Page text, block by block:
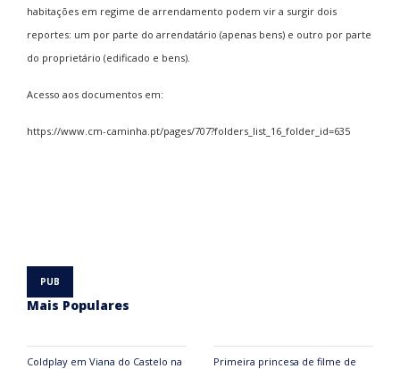
habitações em regime de arrendamento podem vir a surgir dois
reportes: um por parte do arrendatário (apenas bens) e outro por parte
do proprietário (edificado e bens).
Acesso aos documentos em:
https://www.cm-caminha.pt/pages/707?folders_list_16_folder_id=635
Mais Populares
Coldplay em Viana do Castelo na
Primeira princesa de filme de